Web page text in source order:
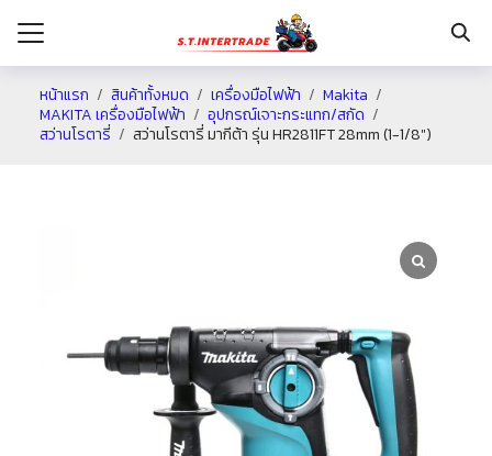
หน้าแรก สินค้าทั้งหมด เครื่องมือไฟฟ้า
Makita
MAKITA เครื่องมือไฟฟ้า
อุปกรณ์เจาะกระแทก/สกัด
สว่านโรตารี่
สว่านโรตารี่ มากีต้า รุ่น HR2811FT 28mm (1-1/8″)